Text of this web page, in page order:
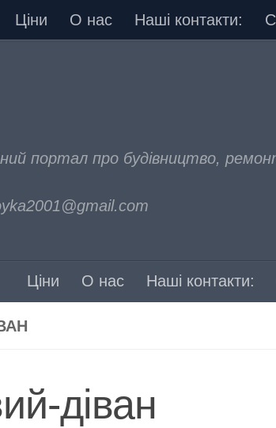
Ціни О нас Наші контакти:
портал про будівництво,
Ціни О нас Наші контакти:
діван